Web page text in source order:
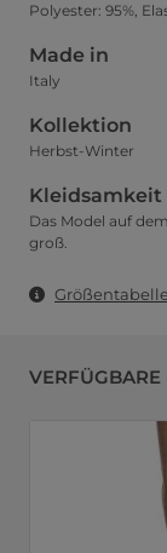
Polyester: 95%,
Made in
Italy
Kollektion
Herbst-Winter
Kleidsamkeit
Das Model auf
groß.
Größentabelle
VERFÜGBARE